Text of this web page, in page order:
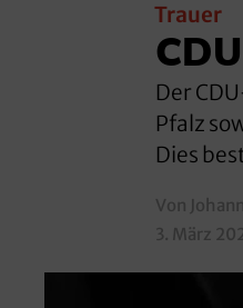
Trauer
Der
Pfalz
Dies
Von
3. März